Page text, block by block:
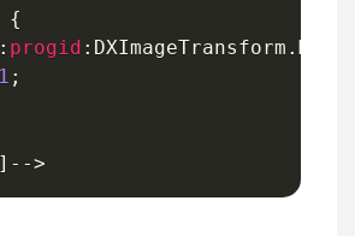
{
: progid :
1 ;